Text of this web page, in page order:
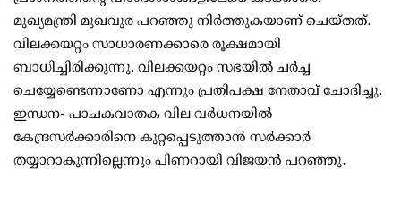
മുഖ്യമന്ത്രി മുഖവുര പറഞ്ഞു നിര്‍ത്തുകയാണ് ചെയ്തത്.
വിലക്കയറ്റം സാധാരണക്കാരെ രൂക്ഷമായി
ബാധിച്ചിരിക്കുന്നു. വിലക്കയറ്റം സഭയില്‍ ചര്‍ച്ച
ചെയ്യേണ്ടെന്നാണോ എന്നും പ്രതിപക്ഷ നേതാവ് ചോദിച്ചു.
ഇന്ധന- പാചകവാതക വില വര്‍ധനയില്‍
കേന്ദ്രസര്‍ക്കാരിനെ കുറ്റപ്പെടുത്താന്‍ സര്‍ക്കാര്‍
തയ്യാറാകുന്നില്ലെന്നും പിണറായി വിജയന്‍ പറഞ്ഞു.